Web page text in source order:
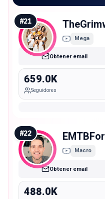
#21
Mega
Obtener email
659.0K
Seguidores
#22
Macro
Obtener email
488.0K